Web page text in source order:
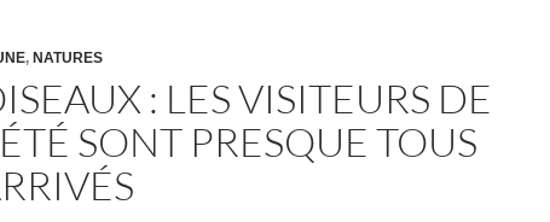
, NATURES
: LES VISITEURS DE
SONT PRESQUE TOUS